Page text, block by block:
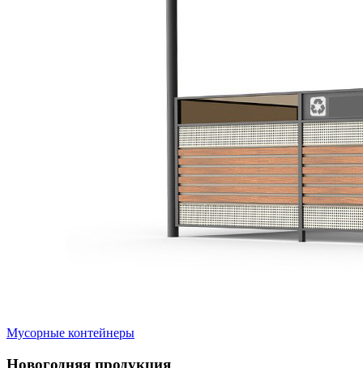
Мусорные контейнеры
Новогодняя продукция